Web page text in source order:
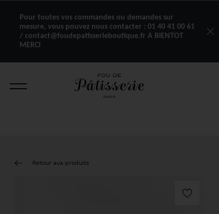
Pour toutes vos commandes ou demandes sur
mesure, vous pouvez nous contacter : 01 40 41 00 61
/ contact@foudepatisserieboutique.fr A BIENTOT
MERCI
Retour aux produits